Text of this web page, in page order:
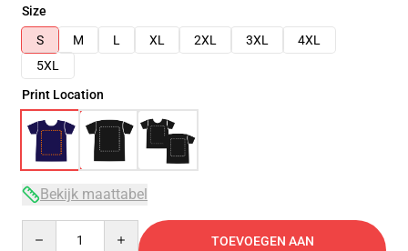
Size
S
M L XL 2XL 3XL
4XL
5XL
Print Location
Bekijk maattabel
TOEVOEGEN AAN